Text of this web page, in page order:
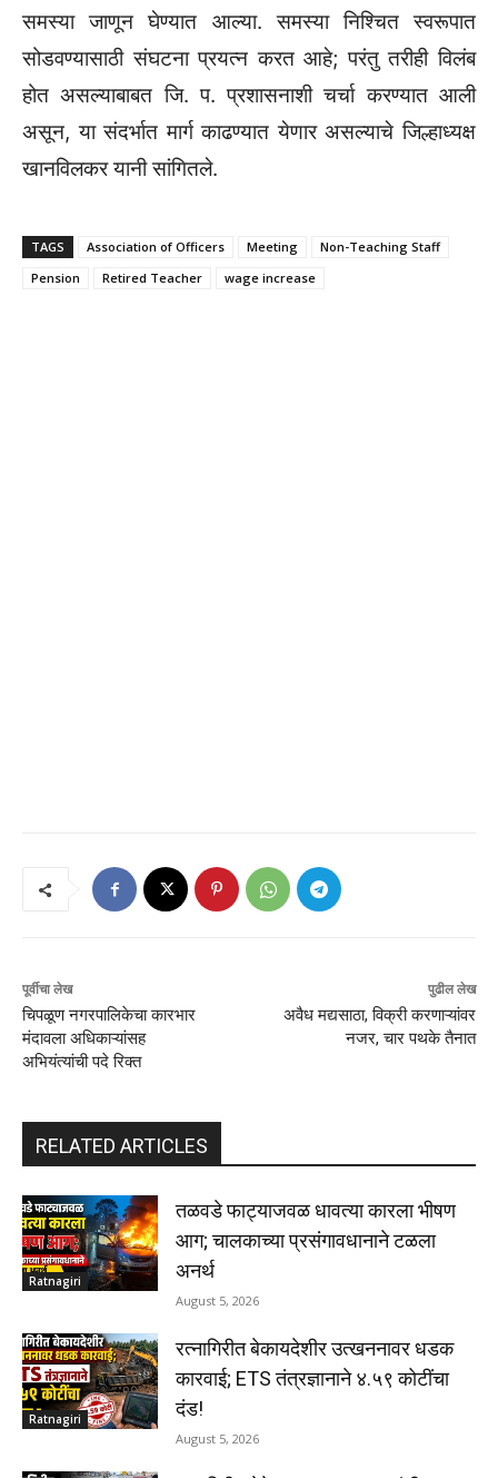
समस्या जाणून घेण्यात आल्या. समस्या निश्चित स्वरूपात
सोडवण्यासाठी संघटना प्रयत्न करत आहे; परंतु तरीही विलंब
होत असल्याबाबत जि. प. प्रशासनाशी चर्चा करण्यात आली
असून, या संदर्भात मार्ग काढण्यात येणार असल्याचे जिल्हाध्यक्ष
खानविलकर यानी सांगितले.
TAGS Association of Officers Meeting
Non-Teaching Staff
Pension
Retired Teacher wage increase
पूर्वीचा लेख
चिपळूण नगरपालिकेचा कारभार
मंदावला अधिकाऱ्यांसह
अभियंत्यांची पदे रिक्त
पुढील लेख
अवैध मद्यसाठा, विक्री करणाऱ्यांवर
नजर, चार पथके तैनात
RELATED ARTICLES
Ratnagiri
तळवडे फाट्याजवळ धावत्या कारला भीषण
आग; चालकाच्या प्रसंगावधानाने टळला
अनर्थ
August 5, 2026
Ratnagiri
रत्नागिरीत बेकायदेशीर उत्खननावर धडक
कारवाई; ETS तंत्रज्ञानाने ४.५९ कोटींचा
दंड!
August 5, 2026